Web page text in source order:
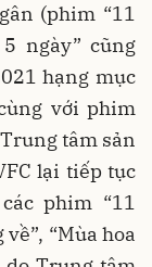
(phim “11
ngày” cũng
hạng mục
với phim
tâm sản
lại tiếp tục
phim “11
“Mùa hoa